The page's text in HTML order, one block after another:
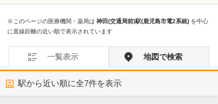
※このページの医療機関・薬局は 神田(交通局前)駅(鹿児島市電2系統) を中心
に直線距離の近い順で表示されています
一覧表示 地図で検索
駅から近い順に全7件を表示